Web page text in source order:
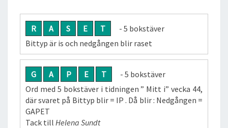
R A S E T
- 5 bokstäver
Bittyp är is och nedgången blir raset
G A P E T
- 5 bokstäver
Ord med 5 bokstäver i tidningen ” Mitt i” vecka 44,
där svaret på Bittyp blir = IP . Då blir : Nedgången =
GAPET
Tack till Helena Sundt